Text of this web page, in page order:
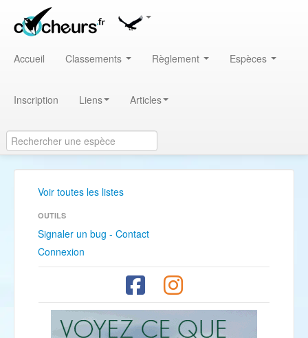
Accueil Classements Règlement Espèces
Inscription Liens Articles
Voir toutes les listes
OUTILS
Signaler un bug - Contact
Connexion